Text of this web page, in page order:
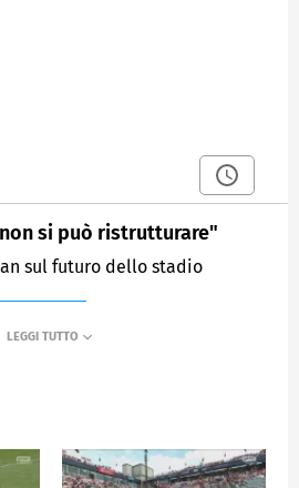
si può ristrutturare"
sul futuro dello stadio